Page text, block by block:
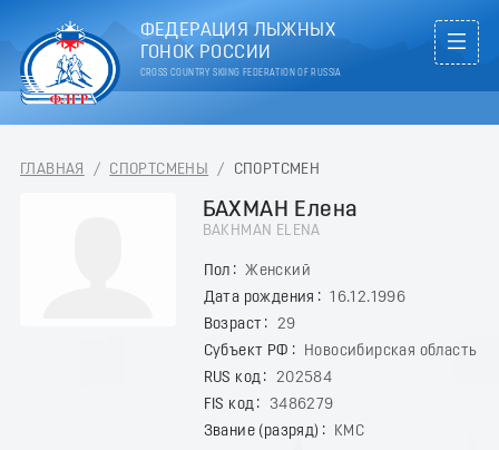
ФЕДЕРАЦИЯ ЛЫЖНЫХ
ГОНОК РОССИИ
CROSS COUNTRY SKIING FEDERATION OF RUSSIA
ГЛАВНАЯ / СПОРТСМЕНЫ / СПОРТСМЕН
БАХМАН Елена
BAKHMAN ELENA
Пол
Женский
Дата рождения
16.12.1996
Возраст
29
Субъект РФ
Новосибирская область
RUS код
202584
FIS код
3486279
Звание (разряд)
КМС